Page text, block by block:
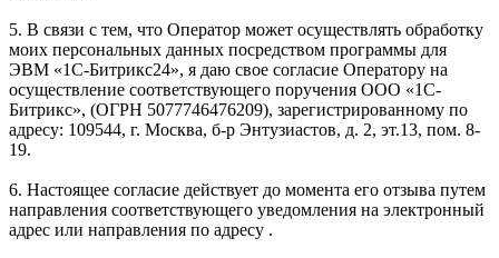
5. В связи с тем, что Оператор может осуществлять обработку
моих персональных данных посредством программы для
ЭВМ «1С-Битрикс24», я даю свое согласие Оператору на
осуществление соответствующего поручения ООО «1С-
Битрикс», (ОГРН 5077746476209), зарегистрированному по
адресу: 109544, г. Москва, б-р Энтузиастов, д. 2, эт.13, пом. 8-
19.
6. Настоящее согласие действует до момента его отзыва путем
направления соответствующего уведомления на электронный
адрес или направления по адресу .